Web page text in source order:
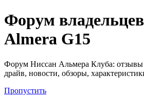
Форум
Almera G15
Форум Ниссан Альмера Клуба: отзывы
драйв, новости, обзоры,
Пропустить